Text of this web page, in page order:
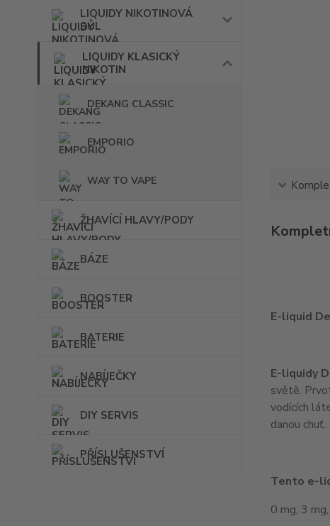
LIQUIDY NIKOTINOVÁ
SŮL
LIQUIDY KLASICKÝ
NIKOTIN
DEKANG CLASSIC
EMPORIO
WAY TO VAPE
ŽHAVÍCÍ HLAVY/PODY
BÁZE
BOOSTER
BATERIE
NABÍJEČKY
DIY SERVIS
PŘÍSLUŠENSTVÍ
E-liquid
E-liquidy
světě.
vodících
danou chuť.
Tento e-
0 mg, 3